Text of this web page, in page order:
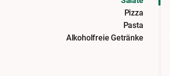
Pizza
Pasta
Alkoholfreie Getränke